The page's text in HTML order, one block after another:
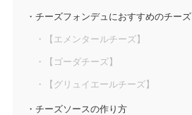
チーズフォンデュにおすすめのチーズ
【エメンタールチーズ】
【ゴーダチーズ】
【グリュイエールチーズ】
チーズソースの作り方